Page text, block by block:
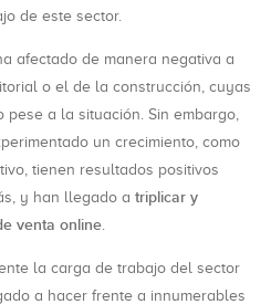
de este sector.
afectado de manera negativa a
o el de la construcción, cuyas
a la situación. Sin embargo,
un crecimiento, como
tienen resultados positivos
y han llegado a triplicar y
venta online.
la carga de trabajo del sector
a hacer frente a innumerables